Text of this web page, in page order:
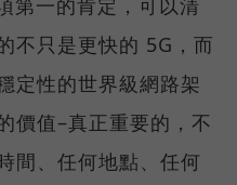
不只是更快的 5G，而
定性的世界級網路架
價值–真正重要的，不
間、任何地點、任何